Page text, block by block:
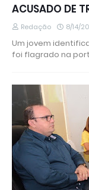
ACUSADO DE
Redação 8/14/
Um jovem
foi flagrado na